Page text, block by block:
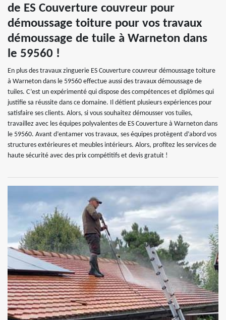
de ES Couverture couvreur pour
démoussage toiture pour vos travaux
démoussage de tuile à Warneton dans
le 59560 !
En plus des travaux zinguerie ES Couverture couvreur démoussage toiture
à Warneton dans le 59560 effectue aussi des travaux démoussage de
tuiles. C’est un expérimenté qui dispose des compétences et diplômes qui
justifie sa réussite dans ce domaine. Il détient plusieurs expériences pour
satisfaire ses clients. Alors, si vous souhaitez démousser vos tuiles,
travaillez avec les équipes polyvalentes de ES Couverture à Warneton dans
le 59560. Avant d’entamer vos travaux, ses équipes protègent d’abord vos
structures extérieures et meubles intérieurs. Alors, profitez les services de
haute sécurité avec des prix compétitifs et devis gratuit !